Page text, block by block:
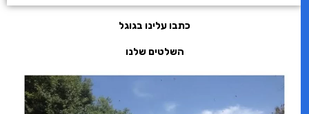
כתבו עלינו בגוגל
השלטים שלנו